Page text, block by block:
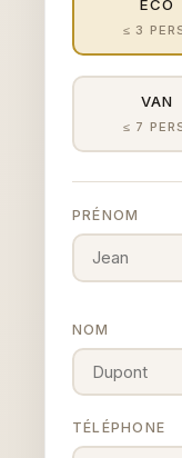
ÉCO
≤ 3
VAN
≤ 7
PRÉNOM
NOM
TÉLÉPHONE